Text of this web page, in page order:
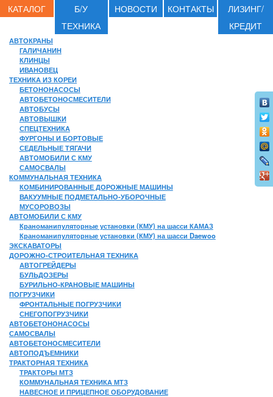
КАТАЛОГ
Б/У
ТЕХНИКА
НОВОСТИ КОНТАКТЫ
ЛИЗИНГ/
КРЕДИТ
АВТОКРАНЫ
ГАЛИЧАНИН
КЛИНЦЫ
ИВАНОВЕЦ
ТЕХНИКА ИЗ КОРЕИ
БЕТОНОНАСОСЫ
АВТОБЕТОНОСМЕСИТЕЛИ
АВТОБУСЫ
АВТОВЫШКИ
СПЕЦТЕХНИКА
ФУРГОНЫ И БОРТОВЫЕ
СЕДЕЛЬНЫЕ ТЯГАЧИ
АВТОМОБИЛИ С КМУ
САМОСВАЛЫ
КОММУНАЛЬНАЯ ТЕХНИКА
КОМБИНИРОВАННЫЕ ДОРОЖНЫЕ МАШИНЫ
ВАКУУМНЫЕ ПОДМЕТАЛЬНО-УБОРОЧНЫЕ
МУСОРОВОЗЫ
АВТОМОБИЛИ С КМУ
Краноманипуляторные установки (КМУ) на шасси КАМАЗ
Краноманипуляторные установки (КМУ) на шасси Daewoo
ЭКСКАВАТОРЫ
ДОРОЖНО-СТРОИТЕЛЬНАЯ ТЕХНИКА
АВТОГРЕЙДЕРЫ
БУЛЬДОЗЕРЫ
БУРИЛЬНО-КРАНОВЫЕ МАШИНЫ
ПОГРУЗЧИКИ
ФРОНТАЛЬНЫЕ ПОГРУЗЧИКИ
СНЕГОПОГРУЗЧИКИ
АВТОБЕТОНОНАСОСЫ
САМОСВАЛЫ
АВТОБЕТОНОСМЕСИТЕЛИ
АВТОПОДЪЕМНИКИ
ТРАКТОРНАЯ ТЕХНИКА
ТРАКТОРЫ МТЗ
КОММУНАЛЬНАЯ ТЕХНИКА МТЗ
НАВЕСНОЕ И ПРИЦЕПНОЕ ОБОРУДОВАНИЕ